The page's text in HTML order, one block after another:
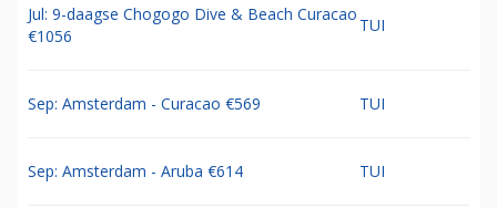
Jul: 9-daagse Chogogo Dive & Beach Curacao
€1056
TUI
Sep: Amsterdam - Curacao €569 TUI
Sep: Amsterdam - Aruba €614 TUI